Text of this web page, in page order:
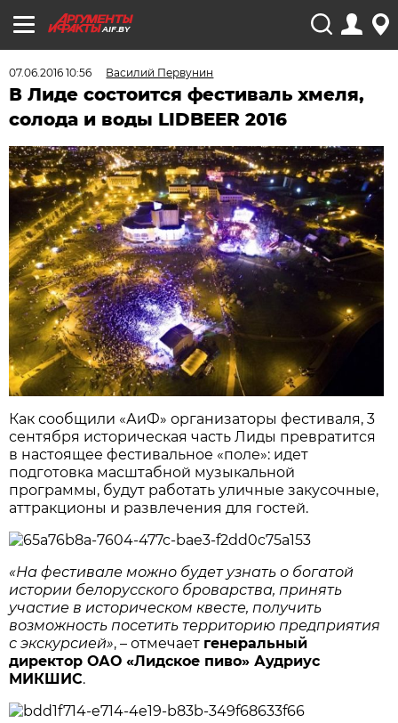
AIF.BY
07.06.2016 10:56 Василий Первунин
В Лиде состоится фестиваль хмеля,
солода и воды LIDBEER 2016
Как сообщили «АиФ» организаторы фестиваля, 3
сентября историческая часть Лиды превратится
в настоящее фестивальное «поле»: идет
подготовка масштабной музыкальной
программы, будут работать уличные закусочные,
аттракционы и развлечения для гостей.
«На фестивале можно будет узнать о богатой
истории белорусского броварства, принять
участие в историческом квесте, получить
возможность посетить территорию предприятия
с экскурсией», – отмечает генеральный
директор ОАО «Лидское пиво» Аудриус
МИКШИС.